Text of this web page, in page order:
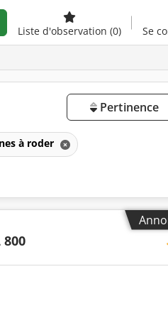
Liste d'observation (0) Se
Pertinence
à roder
800